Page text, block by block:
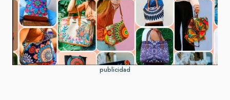
publicidad